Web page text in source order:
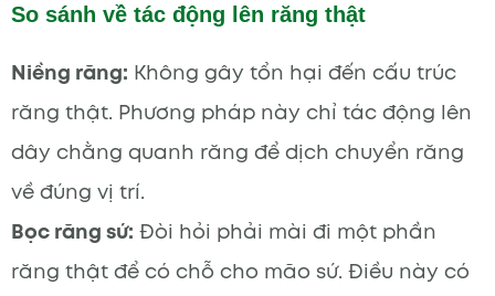
So sánh về tác động lên răng thật
Niềng răng: Không gây tổn hại đến cấu trúc
răng thật. Phương pháp này chỉ tác động lên
dây chằng quanh răng để dịch chuyển răng
về đúng vị trí.
Bọc răng sứ: Đòi hỏi phải mài đi một phần
răng thật để có chỗ cho mão sứ. Điều này có